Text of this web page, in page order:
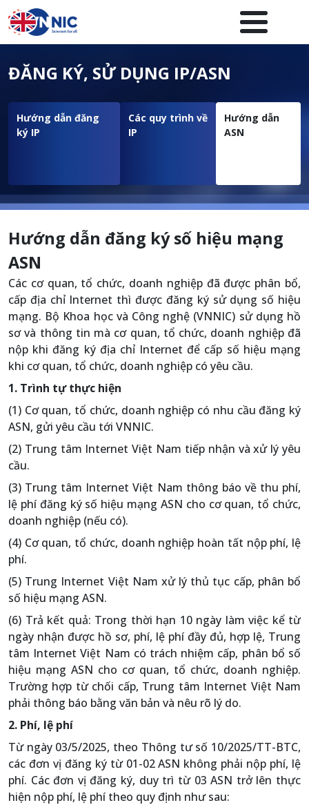
Nhảy đến nội dung
Menuheader của website
ĐĂNG KÝ, SỬ DỤNG IP/ASN
Hướng dẫn đăng
ký IP
Các quy trình về
IP
Hướng dẫn
ASN
Hướng dẫn đăng ký số hiệu mạng
ASN
Các cơ quan, tổ chức, doanh nghiệp đã được phân bổ,
cấp địa chỉ Internet thì được đăng ký sử dụng số hiệu
mạng. Bộ Khoa học và Công nghệ (VNNIC) sử dụng hồ
sơ và thông tin mà cơ quan, tổ chức, doanh nghiệp đã
nộp khi đăng ký địa chỉ Internet để cấp số hiệu mạng
khi cơ quan, tổ chức, doanh nghiệp có yêu cầu.
1. Trình tự thực hiện
(1) Cơ quan, tổ chức, doanh nghiệp có nhu cầu đăng ký
ASN, gửi yêu cầu tới VNNIC.
(2) Trung tâm Internet Việt Nam tiếp nhận và xử lý yêu
cầu.
(3) Trung tâm Internet Việt Nam thông báo về thu phí,
lệ phí đăng ký số hiệu mạng ASN cho cơ quan, tổ chức,
doanh nghiệp (nếu có).
(4) Cơ quan, tổ chức, doanh nghiệp hoàn tất nộp phí, lệ
phí.
(5) Trung Internet Việt Nam xử lý thủ tục cấp, phân bổ
số hiệu mạng ASN.
(6) Trả kết quả: Trong thời hạn 10 ngày làm việc kể từ
ngày nhận được hồ sơ, phí, lệ phí đầy đủ, hợp lệ, Trung
tâm Internet Việt Nam có trách nhiệm cấp, phân bổ số
hiệu mạng ASN cho cơ quan, tổ chức, doanh nghiệp.
Trường hợp từ chối cấp, Trung tâm Internet Việt Nam
phải thông báo bằng văn bản và nêu rõ lý do.
2. Phí, lệ phí
Từ ngày 03/5/2025, theo Thông tư số 10/2025/TT-BTC,
các đơn vị đăng ký từ 01-02 ASN không phải nộp phí, lệ
phí. Các đơn vị đăng ký, duy trì từ 03 ASN trở lên thực
hiện nộp phí, lệ phí theo quy định như sau: